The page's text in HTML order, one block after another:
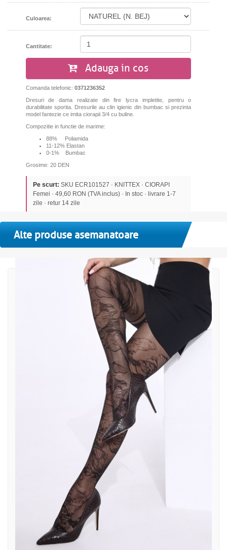
Culoarea:
Cantitate:
Adauga in cos
Comanda telefonic: 0371236352
Dresuri de dama realizate din fire lycra impletite, pentru o
durabilitate sporita. Dresurile au clin igienic din bumbac si prezinta
model fantezie ce imita ciorapii 3/4 cu buline.
Compozitie in functie de marime:
88% Poliamida
11-12% Elastan
0-1% Bumbac
Grosime: 20 DEN
Pe scurt: SKU ECR101527 · KNITTEX · CIORAPI
Femei · 49,60 RON (TVA inclus) · In stoc · livrare 1-7
zile · retur 14 zile
Alte produse asemanatoare